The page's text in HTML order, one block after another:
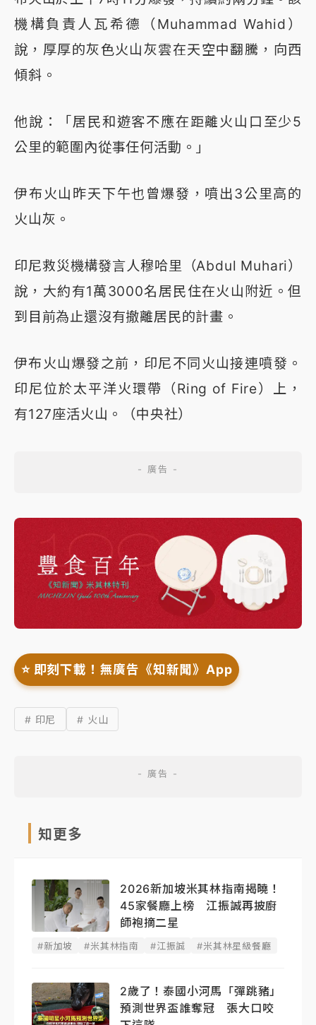
機構負責人瓦希德（Muhammad Wahid）
說，厚厚的灰色火山灰雲在天空中翻騰，向西
傾斜。
他說：「居民和遊客不應在距離火山口至少5
公里的範圍內從事任何活動。」
伊布火山昨天下午也曾爆發，噴出3公里高的
火山灰。
印尼救災機構發言人穆哈里（Abdul Muhari）
說，大約有1萬3000名居民住在火山附近。但
到目前為止還沒有撤離居民的計畫。
伊布火山爆發之前，印尼不同火山接連噴發。
印尼位於太平洋火環帶（Ring of Fire）上，
有127座活火山。（中央社）
⭐️ 即刻下載！無廣告《知新聞》App
# 印尼 # 火山
知更多
2026新加坡米其林指南揭曉！
45家餐廳上榜 江振誠再披廚
師袍摘二星
#新加坡 #米其林指南 #江振誠 #米其林星級餐廳
2歲了！泰國小河馬「彈跳豬」
預測世界盃誰奪冠 張大口咬